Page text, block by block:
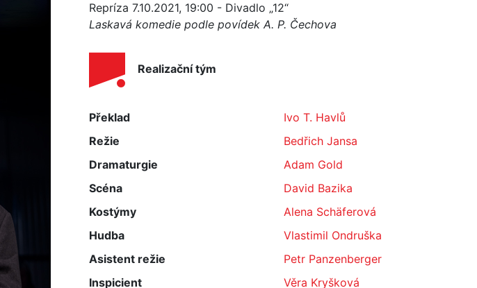
Repríza 7.10.2021, 19:00 - Divadlo „12“
Laskavá komedie podle povídek A. P. Čechova
Realizační tým
Překlad
Ivo T. Havlů
Režie
Bedřich Jansa
Dramaturgie
Adam Gold
Scéna
David Bazika
Kostýmy
Alena Schäferová
Hudba
Vlastimil Ondruška
Asistent režie
Petr Panzenberger
Inspicient
Věra Kryšková